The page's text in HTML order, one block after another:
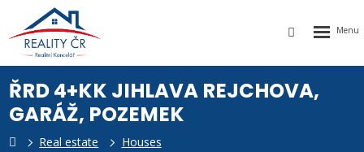
Vyhledávání
ŘRD 4+KK JIHLAVA REJCHOVA,
GARÁŽ, POZEMEK
Real estate
Houses